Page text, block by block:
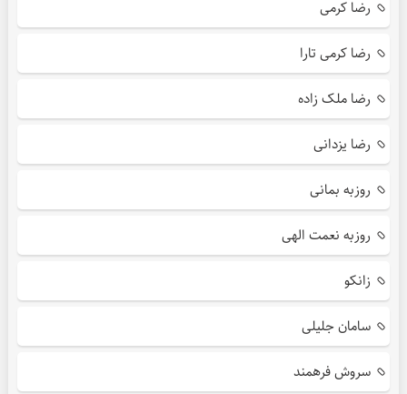
رضا کرمی
رضا کرمی تارا
رضا ملک زاده
رضا یزدانی
روزبه بمانی
روزبه نعمت الهی
زانکو
سامان جلیلی
سروش فرهمند